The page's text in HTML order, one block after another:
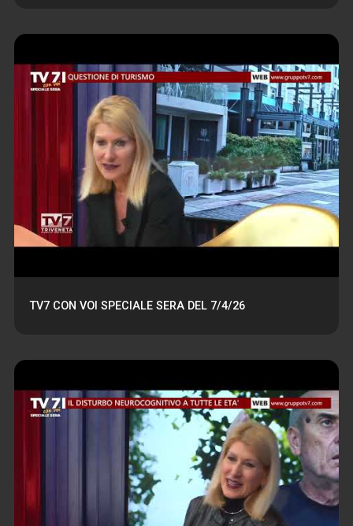
TV7 CON VOI SPECIALE SERA DEL 7/4/26